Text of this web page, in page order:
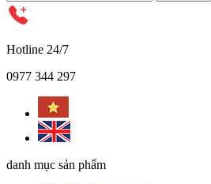
Hotline 24/7
0977 344 297
danh mục sản phẩm